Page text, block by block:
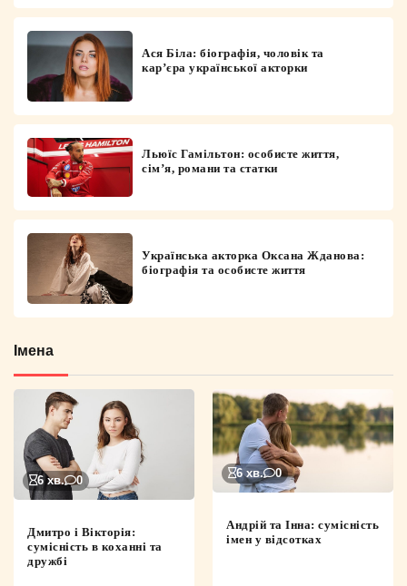
Ася Біла: біографія, чоловік та
кар’єра української акторки
Льюїс Гамільтон: особисте життя,
сім’я, романи та статки
Українська акторка Оксана Жданова:
біографія та особисте життя
Імена
6 хв. 0
Дмитро і Вікторія:
сумісність в коханні та
дружбі
6 хв. 0
Андрій та Інна: сумісність
імен у відсотках